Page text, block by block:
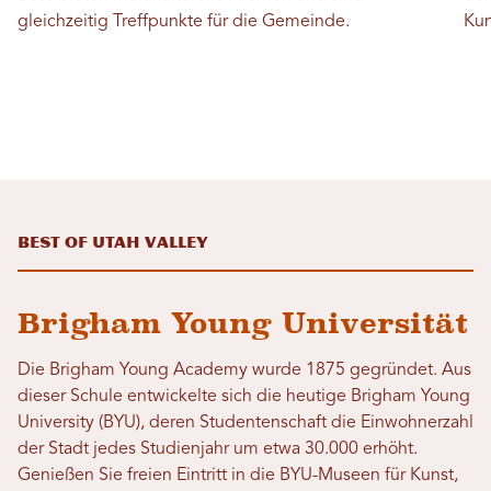
gleichzeitig Treffpunkte für die Gemeinde.
Best of Utah Valley
Brigham Young Universität
Die Brigham Young Academy wurde 1875 gegründet. Aus
dieser Schule entwickelte sich die heutige Brigham Young
University (BYU), deren Studentenschaft die Einwohnerzahl
der Stadt jedes Studienjahr um etwa 30.000 erhöht.
Genießen Sie freien Eintritt in die BYU-Museen für Kunst,